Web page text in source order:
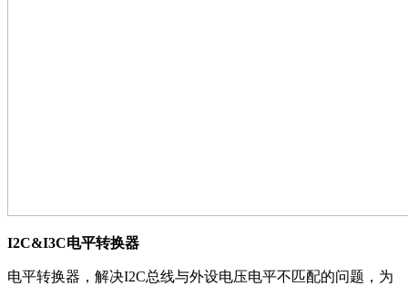
I2C&I3C电平转换器
电平转换器，解决I2C总线与外设电压电平不匹配的问题，为